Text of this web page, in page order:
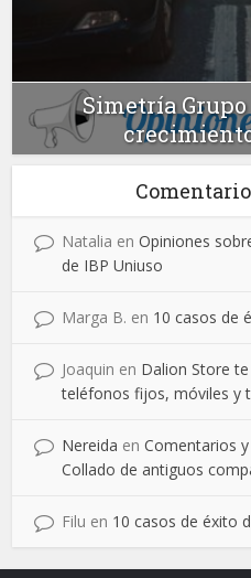
Simetría
Natalia enOpiniones
de IBP Uniuso
Marga B. en 10 casos de
Joaquin en Dalion Store
teléfonos fijos, móviles y
Nereida enComentarios
Collado de antiguos
Filu en 10 casos de éxito